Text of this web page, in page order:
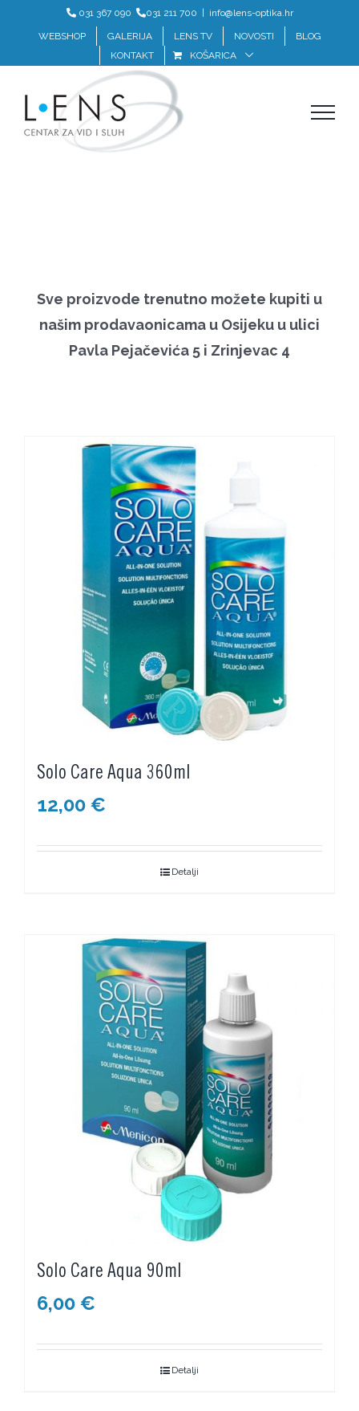
content
031 367 090 031 211 700 info@lens-optika.hr
WEBSHOP GALERIJA LENS TV NOVOSTI
BLOG
KONTAKT
KOŠARICA
Sve proizvode trenutno možete kupiti u
našim prodavaonicama u Osijeku u ulici
Pavla Pejačevića 5 i Zrinjevac 4
Solo Care Aqua 360ml
12,00 €
Detalji
Solo Care Aqua 90ml
6,00 €
Detalji